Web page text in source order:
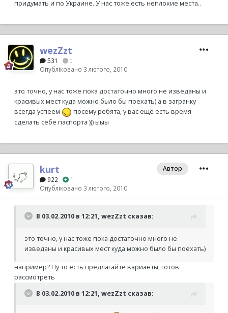
придумать и по Украине. У нас тоже есть неплохие места..
wezZzt
531 0
Опубліковано 3 лютого, 2010
это точно, у нас тоже пока достаточно много не изведаны и
красивых мест куда можно было бы поехать) а в загранку
всегда успеем
посему ребята, у вас ещё есть время
сделать себе паспорта ))) ыыы
kurt
922
1
Опубліковано 3 лютого, 2010
Автор
В 03.02.2010 в 12:21, wezZzt сказав:
это точно, у нас тоже пока достаточно много не
изведаны и красивых мест куда можно было бы поехать)
например? Ну то есть предлагайте варианты, готов
рассмотреть
В 03.02.2010 в 12:21, wezZzt сказав: